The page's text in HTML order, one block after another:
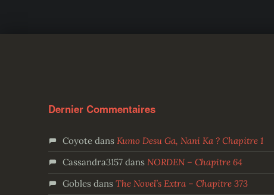
Dernier Commentaires
Coyotedans Kumo Desu Ga, Nani Ka ? Chapitre 1
Cassandra3157dans NORDEN – Chapitre 64
Goblesdans The Novel’s Extra – Chapitre 373